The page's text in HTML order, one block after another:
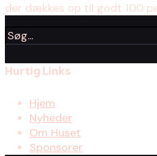
der dækkes op til godt 100
Hurtig Links
Hjem
Nyheder
Om Huset
Sponsorer